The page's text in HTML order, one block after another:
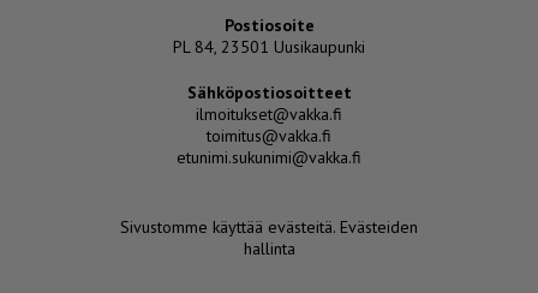
Postiosoite
PL 84, 23501 Uusikaupunki
Sähköpostiosoitteet
ilmoitukset@vakka.fi
toimitus@vakka.fi
etunimi.sukunimi@vakka.fi
Sivustomme käyttää evästeitä. Evästeiden
hallinta